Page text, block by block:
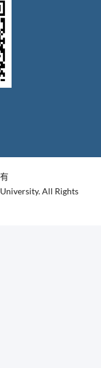
All Rights